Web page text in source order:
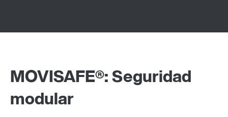
MOVISAFE®: Seguridad
modular